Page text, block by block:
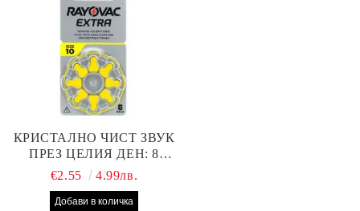
КРИСТАЛНО ЧИСТ ЗВУК
ПРЕЗ ЦЕЛИЯ ДЕН: 8
БРОЯ RAYOVAC EXTRA
АПАРАТ
€2.55 4.99лв.